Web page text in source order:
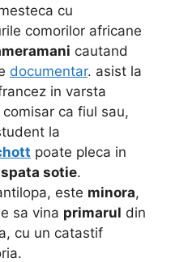
cu
comorilor africane
cautand
documentar. asist la
in varsta
ca fiul sau,
la
poate pleca in
sotie.
este minora,
sa vina primarul din
cu un catastif